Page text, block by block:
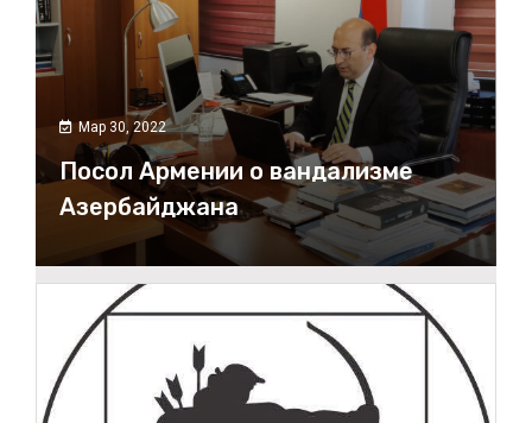
Мар 30, 2022
Посол Армении о вандализме
Азербайджана